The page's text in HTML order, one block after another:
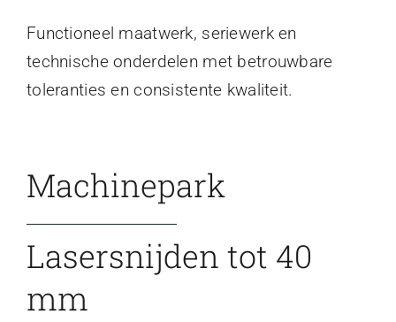
Functioneel maatwerk, seriewerk en
technische onderdelen met betrouwbare
toleranties en consistente kwaliteit.
Machinepark
Lasersnijden tot 40
mm